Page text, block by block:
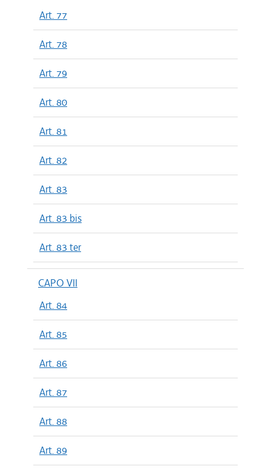
Art. 77
Art. 78
Art. 79
Art. 80
Art. 81
Art. 82
Art. 83
Art. 83 bis
Art. 83 ter
CAPO VII
Art. 84
Art. 85
Art. 86
Art. 87
Art. 88
Art. 89